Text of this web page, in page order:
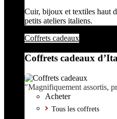
Cuir, bijoux et textiles haut
petits ateliers italiens.
Coffrets cadeaux
Coffrets cadeaux
"Magnifiquement assortis,
Acheter
Tous les coffrets